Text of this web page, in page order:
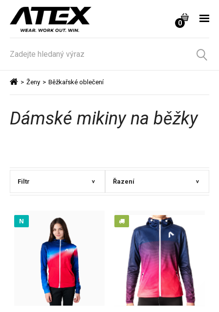
0
> Ženy > Běžkařské oblečení
Dámské mikiny na běžky
Filtr > Řazení >
N